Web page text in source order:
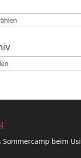
Sommercamp beim